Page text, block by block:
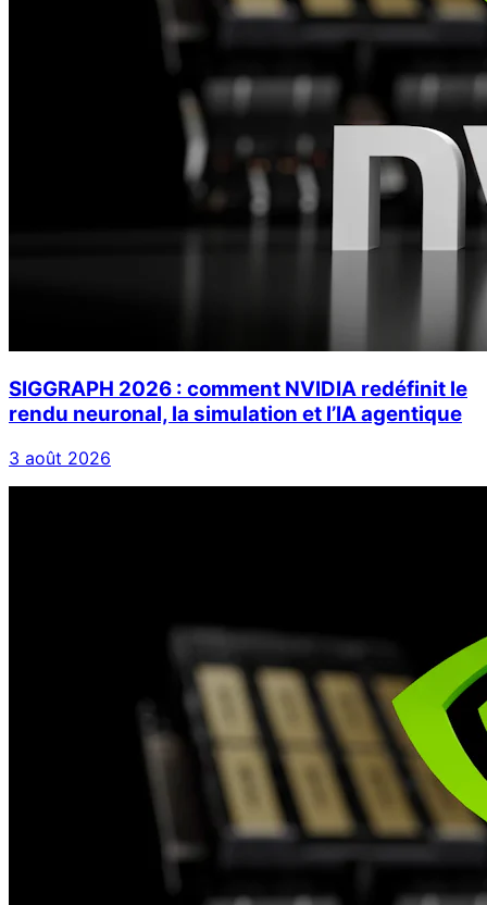
SIGGRAPH 2026 : comment NVIDIA redéfinit le
rendu neuronal, la simulation et l’IA agentique
3 août 2026